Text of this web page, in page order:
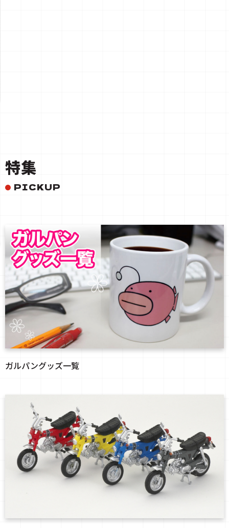
特集
PICKUP
ガルパングッズ一覧